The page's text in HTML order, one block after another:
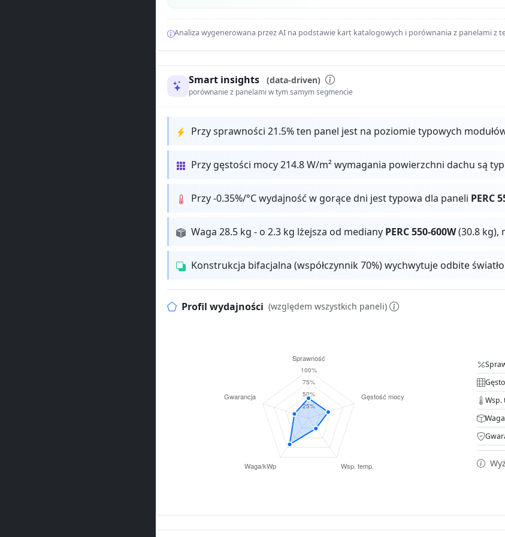
Analiza wygenerowana przez AI na podstawie kart katalogowych i porównania z panelami z
Smart insights (data-driven)
porównanie z panelami w tym samym segmencie
Przy sprawności 21.5% ten panel jest na poziomie typowych
Przy gęstości mocy 214.8 W/m² wymagania powierzchni dachu są
Przy -0.35%/°C wydajność w gorące dni jest typowa dla paneli PERC
Waga 28.5 kg - o 2.3 kg lżejsza od mediany PERC 550-600W(30.8 kg),
Konstrukcja bifacjalna (współczynnik 70%) wychwytuje odbite
Profil wydajności (względem wszystkich paneli)
Wsp.